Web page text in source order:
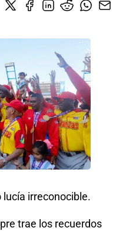
irreconocible.
trae los recuerdos